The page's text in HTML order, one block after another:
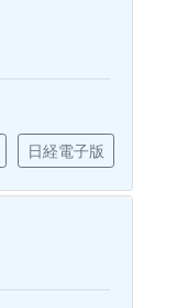
日経電子版